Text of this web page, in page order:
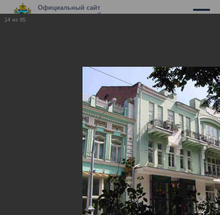
Официальный сайт
муниципального образования г.
Владикавказ
17.05.2010
Фотографии нашего города
14 из 95